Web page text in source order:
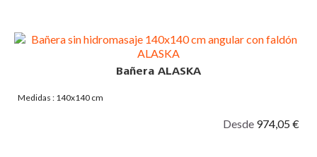
Bañera ALASKA
Medidas : 140x140 cm
Desde 974,05 €